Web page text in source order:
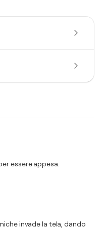
essere appesa.
invade la tela, dando